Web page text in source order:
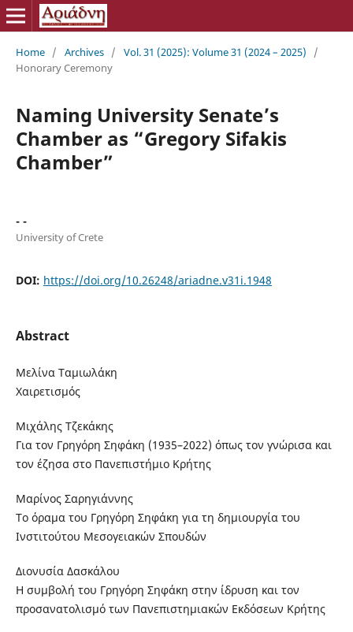
Home / Archives / Vol. 31 (2025): Volume 31 (2024 – 2025)
/
Honorary Ceremony
Naming University Senate’s
Chamber as “Gregory Sifakis
Chamber”
- -
University of Crete
DOI: https://doi.org/10.26248/ariadne.v31i.1948
Abstract
Μελίνα Ταμιωλάκη
Χαιρετισμός
Μιχάλης Τζεκάκης
Για τον Γρηγόρη Σηφάκη (1935–2022) όπως τον γνώρισα και
τον έζησα στο Πανεπιστήμιο Κρήτης
Μαρίνος Σαρηγιάννης
Το όραμα του Γρηγόρη Σηφάκη για τη δημιουργία του
Ινστιτούτου Μεσογειακών Σπουδών
Διονυσία Δασκάλου
Η συμβολή του Γρηγόρη Σηφάκη στην ίδρυση και τον
προσανατολισμό των Πανεπιστημιακών Εκδόσεων Κρήτης